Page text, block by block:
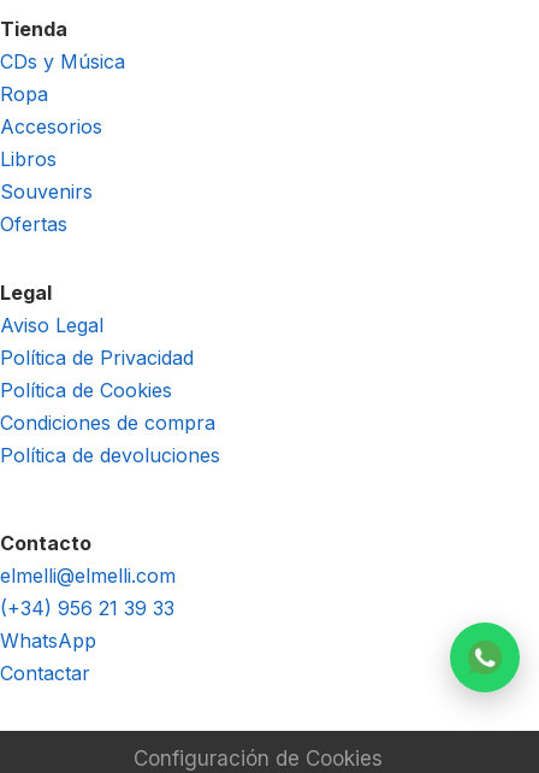
Tienda
CDs y Música
Ropa
Accesorios
Libros
Souvenirs
Ofertas
Legal
Aviso Legal
Política de Privacidad
Política de Cookies
Condiciones de compra
Política de devoluciones
Contacto
elmelli@elmelli.com
(+34) 956 21 39 33
WhatsApp
Contactar
Configuración de Cookies